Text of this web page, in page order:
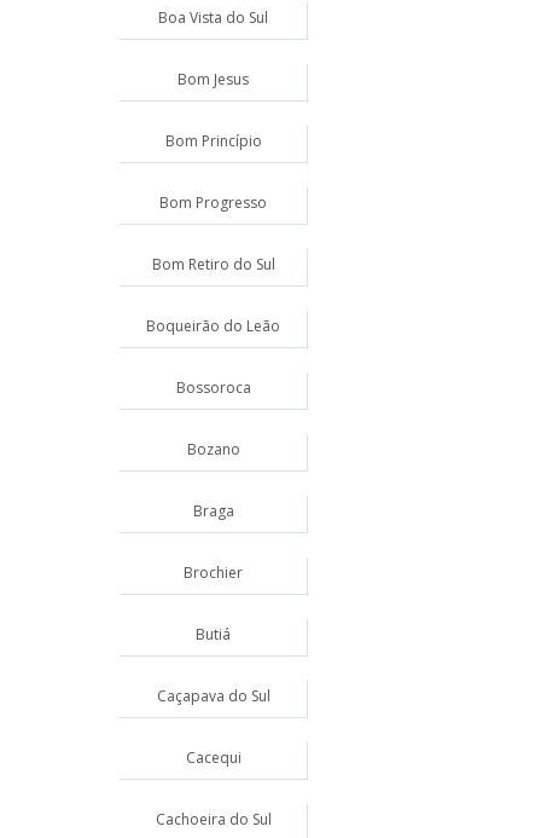
Boa Vista do Sul
Bom Jesus
Bom Princípio
Bom Progresso
Bom Retiro do Sul
Boqueirão do Leão
Bossoroca
Bozano
Braga
Brochier
Butiá
Caçapava do Sul
Cacequi
Cachoeira do Sul